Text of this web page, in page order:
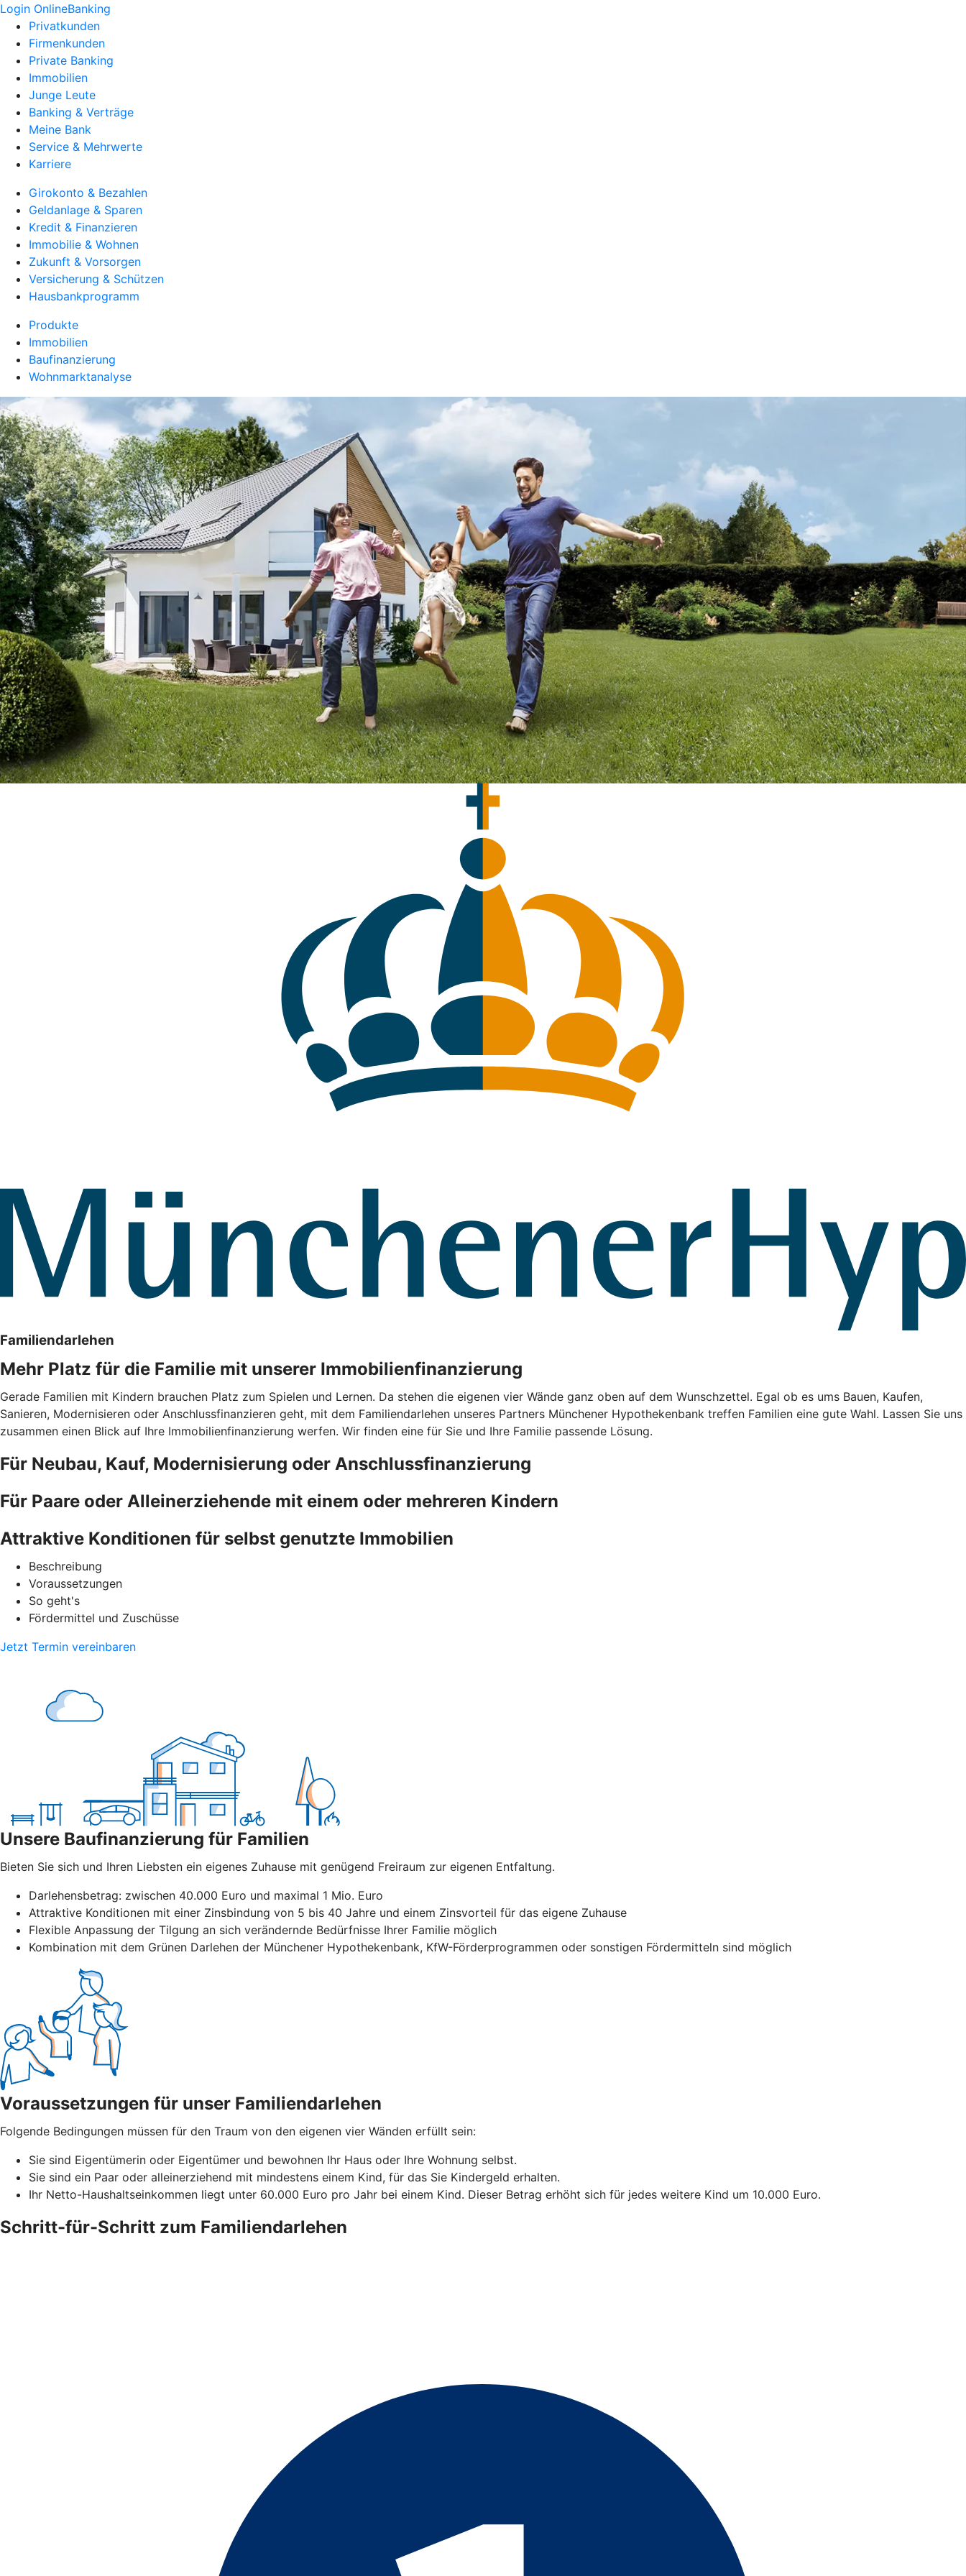
Login OnlineBanking
Privatkunden
Firmenkunden
Private Banking
Immobilien
Junge Leute
Banking & Verträge
Meine Bank
Service & Mehrwerte
Karriere
Girokonto & Bezahlen
Geldanlage & Sparen
Kredit & Finanzieren
Immobilie & Wohnen
Zukunft & Vorsorgen
Versicherung & Schützen
Hausbankprogramm
Produkte
Immobilien
Baufinanzierung
Wohnmarktanalyse
Familiendarlehen
Mehr Platz für die Familie mit unserer Immobilienfinanzierung
Gerade Familien mit Kindern brauchen Platz zum Spielen und Lernen. Da stehen die eigenen vier Wände ganz oben auf dem Wunschzettel. Egal ob es ums Bauen, Kaufen,
Sanieren, Modernisieren oder Anschlussfinanzieren geht, mit dem Familiendarlehen unseres Partners Münchener Hypothekenbank treffen Familien eine gute Wahl. Lassen Sie uns
zusammen einen Blick auf Ihre Immobilienfinanzierung werfen. Wir finden eine für Sie und Ihre Familie passende Lösung.
Für Neubau, Kauf, Modernisierung oder Anschlussfinanzierung
Für Paare oder Alleinerziehende mit einem oder mehreren Kindern
Attraktive Konditionen für selbst genutzte Immobilien
Beschreibung
Voraussetzungen
So geht's
Fördermittel und Zuschüsse
Jetzt Termin vereinbaren
Unsere Baufinanzierung für Familien
Bieten Sie sich und Ihren Liebsten ein eigenes Zuhause mit genügend Freiraum zur eigenen Entfaltung.
Darlehensbetrag: zwischen 40.000 Euro und maximal 1 Mio. Euro
Attraktive Konditionen mit einer Zinsbindung von 5 bis 40 Jahre und einem Zinsvorteil für das eigene Zuhause
Flexible Anpassung der Tilgung an sich verändernde Bedürfnisse Ihrer Familie möglich
Kombination mit dem Grünen Darlehen der Münchener Hypothekenbank, KfW-Förderprogrammen oder sonstigen Fördermitteln sind möglich
Voraussetzungen für unser Familiendarlehen
Folgende Bedingungen müssen für den Traum von den eigenen vier Wänden erfüllt sein:
Sie sind Eigentümerin oder Eigentümer und bewohnen Ihr Haus oder Ihre Wohnung selbst.
Sie sind ein Paar oder alleinerziehend mit mindestens einem Kind, für das Sie Kindergeld erhalten.
Ihr Netto-Haushaltseinkommen liegt unter 60.000 Euro pro Jahr bei einem Kind. Dieser Betrag erhöht sich für jedes weitere Kind um 10.000 Euro.
Schritt-für-Schritt zum Familiendarlehen